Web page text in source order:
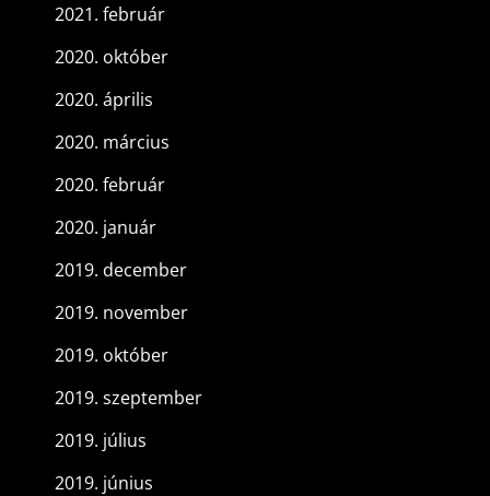
2021. február
2020. október
2020. április
2020. március
2020. február
2020. január
2019. december
2019. november
2019. október
2019. szeptember
2019. július
2019. június